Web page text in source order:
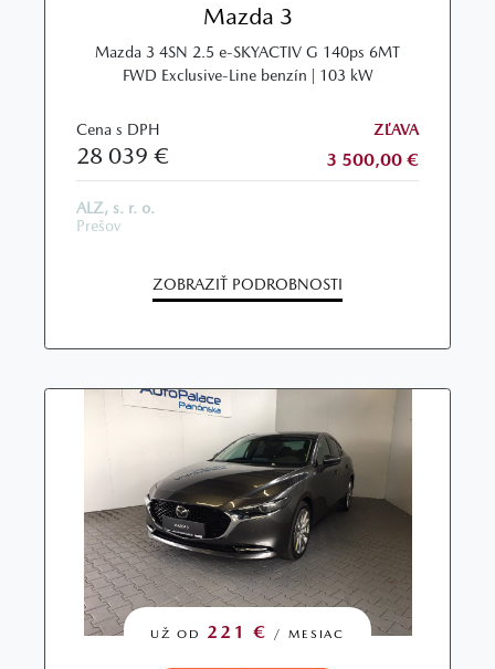
Mazda 3
Mazda 3 4SN 2.5 e-SKYACTIV G 140ps 6MT
FWD Exclusive-Line benzín | 103 kW
Cena s DPH
28 039 €
ZĽAVA
3 500,00 €
ALZ, s. r. o.
Prešov
ZOBRAZIŤ PODROBNOSTI
UŽ OD 221 € / MESIAC